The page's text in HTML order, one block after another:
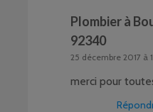
Plombier à
92340
25 décembre 2017 à
merci pour